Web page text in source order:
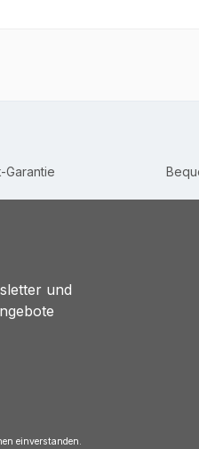
Garantie
und
einverstanden.